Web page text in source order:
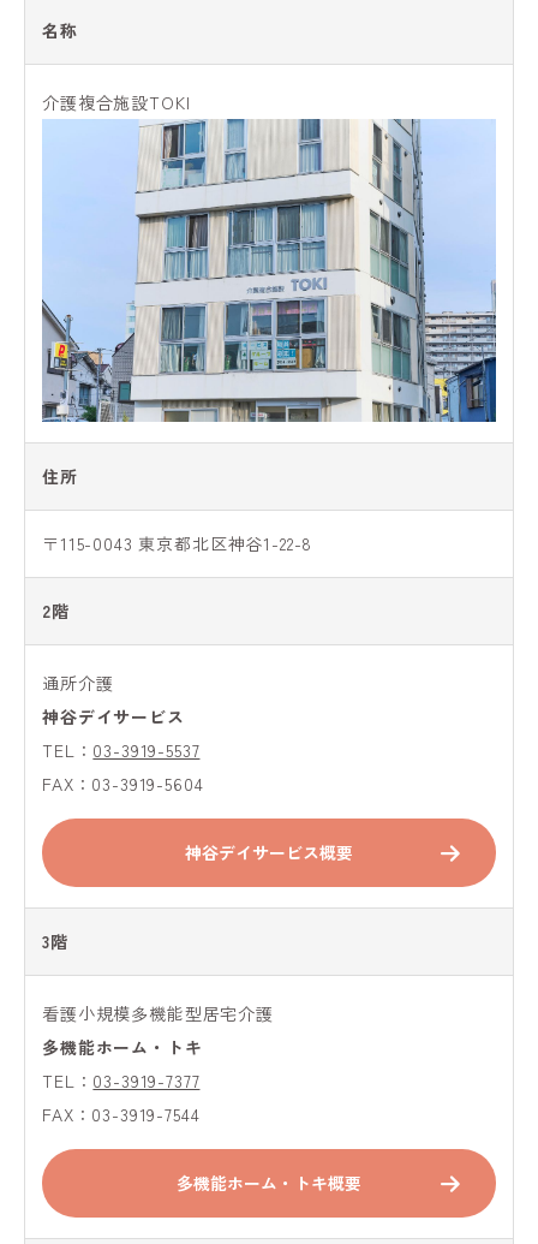
名称
介護複合施設TOKI
住所
〒115-0043 東京都北区神谷1-22-8
2階
通所介護
神谷デイサービス
TEL： 03-3919-5537
FAX：03-3919-5604
神谷デイサービス概要
3階
看護小規模多機能型居宅介護
多機能ホーム・トキ
TEL： 03-3919-7377
FAX：03-3919-7544
多機能ホーム・トキ概要